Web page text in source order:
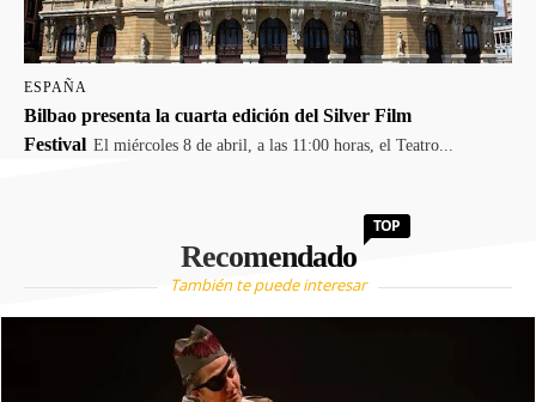
ESPAÑA
Bilbao presenta la cuarta edición del Silver Film
Festival El miércoles 8 de abril, a las 11:00 horas, el Teatro...
Recomendado
TOP
También te puede interesar